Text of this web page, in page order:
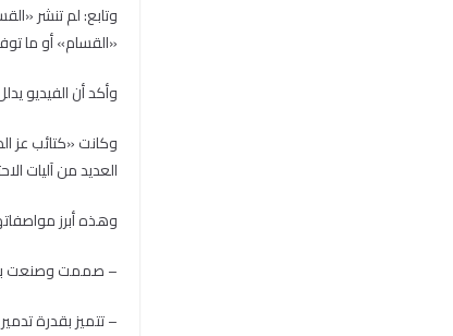
وتابع: لم تنشر
«القسام» أو ما
وأكد أن الفيديو
وكانت «كتائب عز
العديد من آليات
وهذه أبرز
– صممت وصنعت
– تتميز بقدرة